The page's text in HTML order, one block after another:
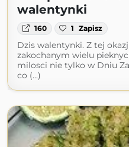
walentynki
160 1 Zapisz
Dzis walentynki. Z tej
zakochanym wielu
milosci nie tylko w Dniu
co (...)